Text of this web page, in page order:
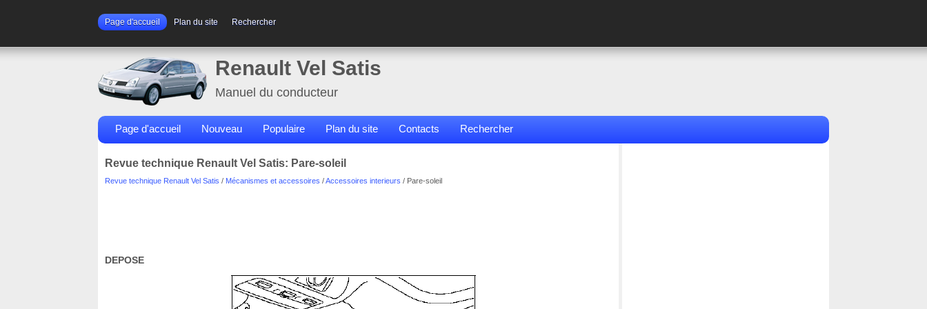
Page d'accueil Plan du site Rechercher
Renault Vel Satis
Manuel du conducteur
Page d'accueil Nouveau Populaire Plan du site Contacts Rechercher
Revue technique Renault Vel Satis: Pare-soleil
Revue technique Renault Vel Satis / Mécanismes et accessoires /Accessoires interieurs / Pare-soleil
DEPOSE